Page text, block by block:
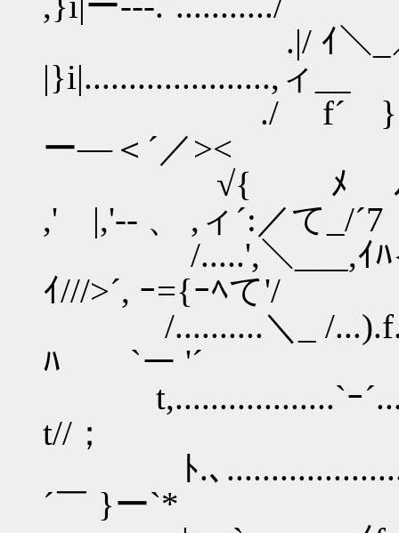
.|/ ｲ＼_／ ,
|}i|.....................,ィ__
./ f´ } ﾄ､ ､-
ー―＜´／><
√{ ﾒ ﾉ {> ､
,' |,'-- 、 ,ィ´:／て_/´7
/.....',＼___,ｲﾊ{, ,t
ｲ///>´, ｰ={ｰﾍて'/
/..........＼_ /...).f..
ﾊ `ー '´
t,..................`ｰ´.../:
t//；
ﾄ.､
´￣ }ー`*